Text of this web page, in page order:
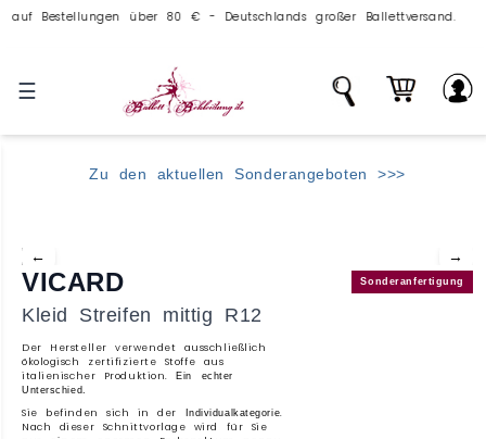
Bestellungen über 80 € - Deutschlands großer Ballettversand.
☰
Zu den aktuellen Sonderangeboten >>>
← →
Sonderanfertigung
VICARD
Kleid Streifen mittig R12
Der Hersteller verwendet ausschließlich
ökologisch zertifizierte Stoffe aus
italienischer Produktion.Ein echter
Unterschied.
Sie befinden sich in der Individualkategorie.
Nach dieser Schnittvorlage wird für Sie